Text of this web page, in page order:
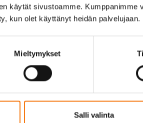
käytät sivustoamme. Kumppanimme
kun olet käyttänyt heidän palvelujaan.
Mieltymykset
Salli valinta